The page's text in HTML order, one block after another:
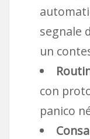
segnale
un
con
panico